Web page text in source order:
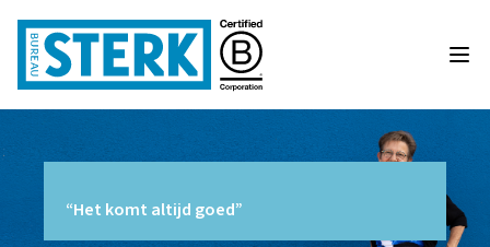
“Het komt altijd goed”